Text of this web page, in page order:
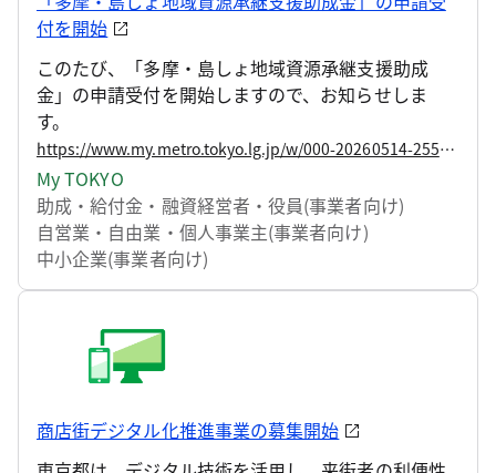
付を開始
このたび、「多摩・島しょ地域資源承継支援助成
金」の申請受付を開始しますので、お知らせしま
す。
https://www.my.metro.tokyo.lg.jp/w/000-20260514-255642458
My TOKYO
助成・給付金・融資経営者・役員(事業者向け)
自営業・自由業・個人事業主(事業者向け)
中小企業(事業者向け)
商店街デジタル化推進事業の募集開始